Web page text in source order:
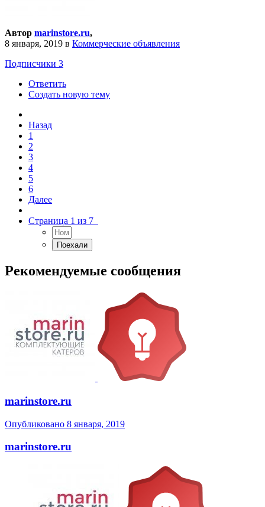
Автор marinstore.ru,
8 января, 2019 в Коммерческие объявления
Подписчики 3
Ответить
Создать новую тему
Назад
1
2
3
4
5
6
Далее
Страница 1 из 7
Рекомендуемые сообщения
marinstore.ru
Опубликовано 8 января, 2019
marinstore.ru